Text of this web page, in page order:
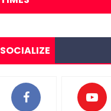
SOCIALIZE